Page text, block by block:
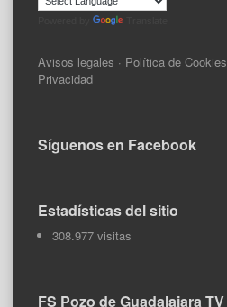
Avisos legales · Política de Cookies
Privacidad
Síguenos en Facebook
Estadísticas del sitio
308.977 visitas
FS Pozo de Guadalajara TV